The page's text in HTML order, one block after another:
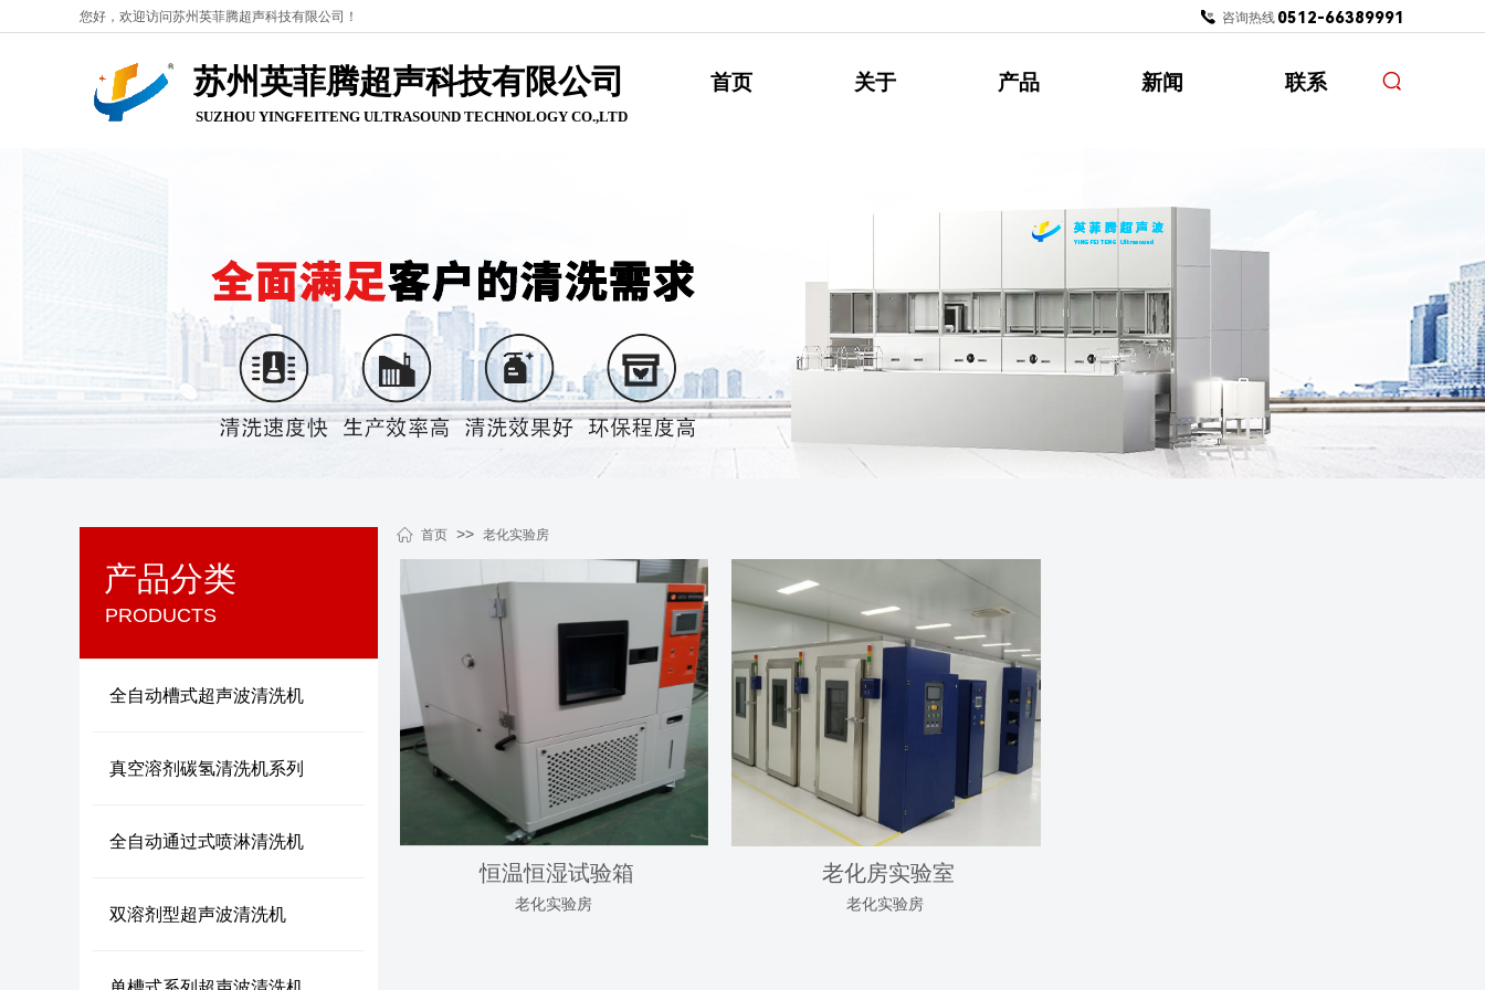
0512-66389991
您好，欢迎访问苏州英菲腾超声科技有限公司！ 咨询热线：
苏州英菲腾超声科技有限公司
SUZHOU YINGFEITENG ULTRASOUND TECHNOLOGY CO.,LTD
首页 关于 产品 新闻 联系
恒温恒湿试验箱
老化实验房
老化房实验室
老化实验房
PRODUCTS
产品分类
全自动槽式超声波清洗机
真空溶剂碳氢清洗机系列
全自动通过式喷淋清洗机
双溶剂型超声波清洗机
首页 >> 老化实验房